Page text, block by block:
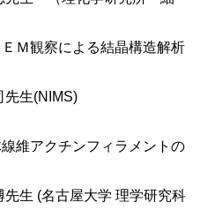
Ｍ観察による結晶構造解析
維アクチンフィラメントの
屋大学 理学研究科